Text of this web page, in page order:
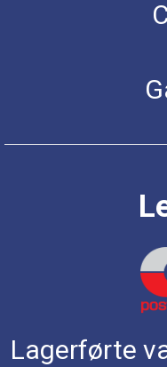
Lagerførte